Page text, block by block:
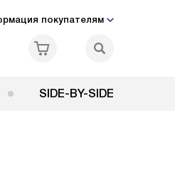
покупателям
SIDE-BY-SIDE